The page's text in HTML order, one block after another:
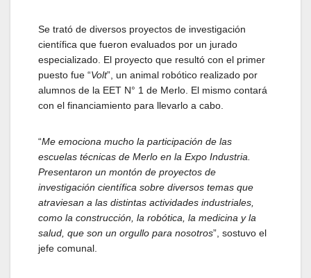
Se trató de diversos proyectos de investigación
científica que fueron evaluados por un jurado
especializado. El proyecto que resultó con el primer
puesto fue “Volt”, un animal robótico realizado por
alumnos de la EET N° 1 de Merlo. El mismo contará
con el financiamiento para llevarlo a cabo.
“Me emociona mucho la participación de las
escuelas técnicas de Merlo en la Expo Industria.
Presentaron un montón de proyectos de
investigación científica sobre diversos temas que
atraviesan a las distintas actividades industriales,
como la construcción, la robótica, la medicina y la
salud, que son un orgullo para nosotros”, sostuvo el
jefe comunal.